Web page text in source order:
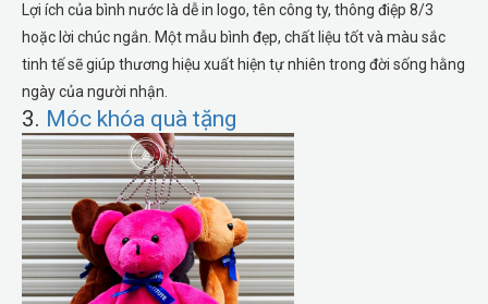
Lợi ích của bình nước là dễ in logo, tên công ty, thông điệp 8/3
hoặc lời chúc ngắn. Một mẫu bình đẹp, chất liệu tốt và màu sắc
tinh tế sẽ giúp thương hiệu xuất hiện tự nhiên trong đời sống hằng
ngày của người nhận.
3. Móc khóa quà tặng